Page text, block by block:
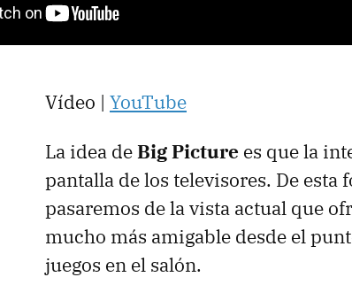
Vídeo | YouTube
La idea deBig Picture es que la
pantalla de los televisores. De
pasaremos de la vista actual que
mucho más amigable desde el
juegos en el salón.